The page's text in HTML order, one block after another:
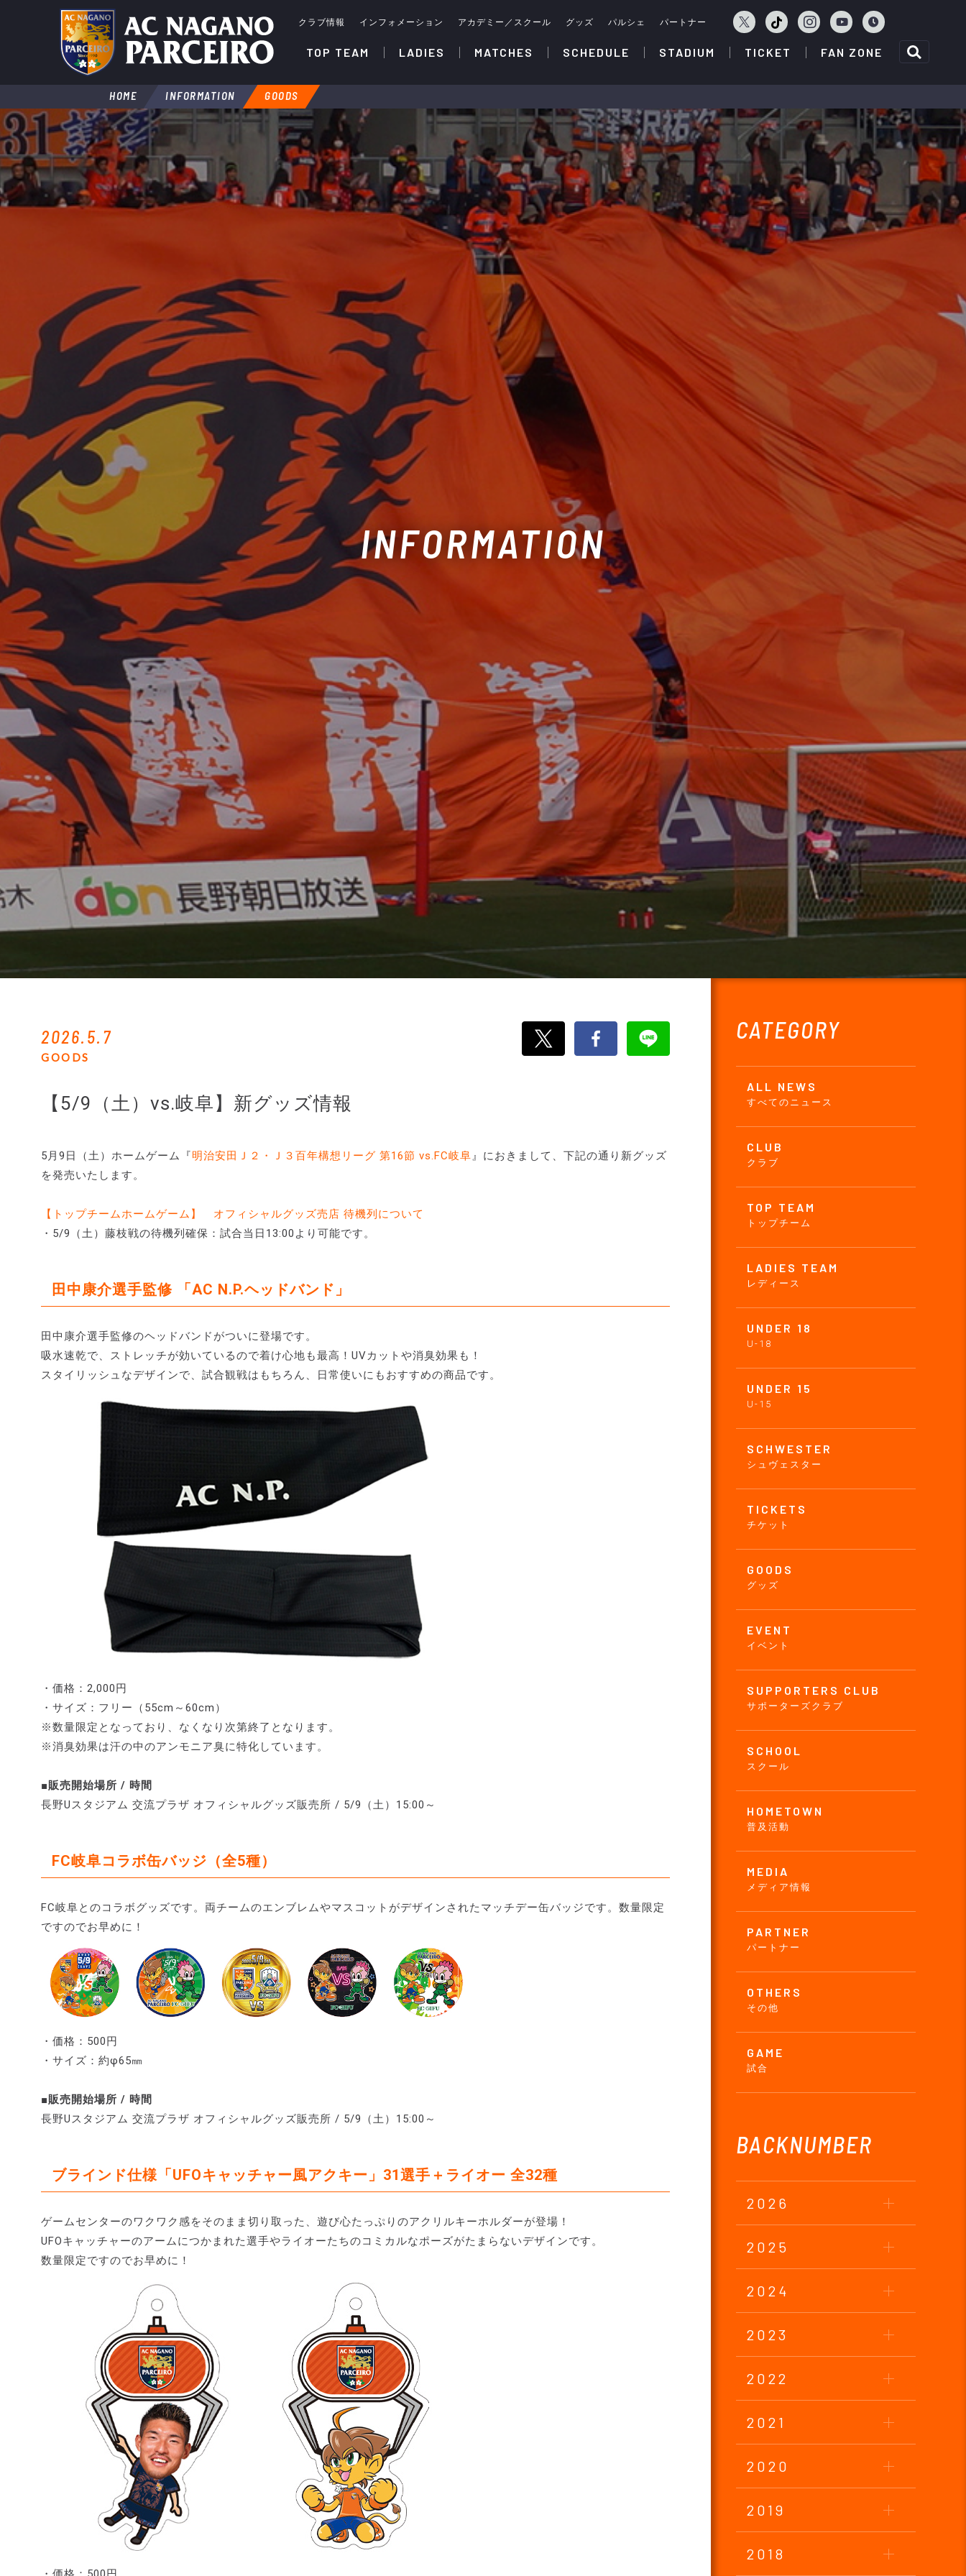
クラブ情報 インフォメーション アカデミー／スクール グッズ パルシェ パートナー
TOP TEAM LADIES MATCHES SCHEDULE STADIUM TICKET FAN ZONE
HOME INFORMATION GOODS
INFORMATION
CATEGORY
ALL NEWS
すべてのニュース
CLUB
クラブ
TOP TEAM
トップチーム
LADIES TEAM
レディース
UNDER 18
U-18
UNDER 15
U-15
SCHWESTER
シュヴェスター
TICKETS
チケット
GOODS
グッズ
EVENT
イベント
SUPPORTERS CLUB
サポーターズクラブ
SCHOOL
スクール
HOMETOWN
普及活動
MEDIA
メディア情報
PARTNER
パートナー
OTHERS
その他
GAME
試合
BACKNUMBER
2026
2025
2024
2023
2022
2021
2020
2019
2018
2026.5.7
GOODS
【5/9（土）vs.岐阜】新グッズ情報
5月9日（土）ホームゲーム『明治安田Ｊ２・Ｊ３百年構想リーグ 第16節 vs.FC岐阜 』におきまして、下記の通り新グッズ
を発売いたします。
【トップチームホームゲーム】 オフィシャルグッズ売店 待機列について
・5/9（土）藤枝戦の待機列確保：試合当日13:00より可能です。
田中康介選手監修 「AC N.P.ヘッドバンド」
田中康介選手監修のヘッドバンドがついに登場です。
吸水速乾で、ストレッチが効いているので着け心地も最高！UVカットや消臭効果も！
スタイリッシュなデザインで、試合観戦はもちろん、日常使いにもおすすめの商品です。
・価格：2,000円
・サイズ：フリー（55cm～60cm）
※数量限定となっており、なくなり次第終了となります。
※消臭効果は汗の中のアンモニア臭に特化しています。
■販売開始場所 / 時間
長野Uスタジアム 交流プラザ オフィシャルグッズ販売所 / 5/9（土）15:00～
FC岐阜コラボ缶バッジ（全5種）
FC岐阜とのコラボグッズです。両チームのエンブレムやマスコットがデザインされたマッチデー缶バッジです。数量限定
ですのでお早めに！
・価格：500円
・サイズ：約φ65㎜
■販売開始場所 / 時間
長野Uスタジアム 交流プラザ オフィシャルグッズ販売所 / 5/9（土）15:00～
ブラインド仕様「UFOキャッチャー風アクキー」31選手＋ライオー 全32種
ゲームセンターのワクワク感をそのまま切り取った、遊び心たっぷりのアクリルキーホルダーが登場！
UFOキャッチャーのアームにつかまれた選手やライオーたちのコミカルなポーズがたまらないデザインです。
数量限定ですのでお早めに！